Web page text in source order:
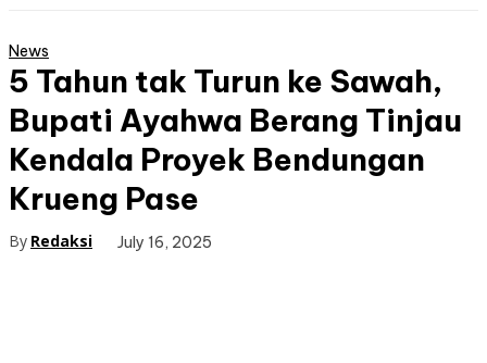
News
5 Tahun tak Turun ke Sawah,
Bupati Ayahwa Berang Tinjau
Kendala Proyek Bendungan
Krueng Pase
By Redaksi July 16, 2025